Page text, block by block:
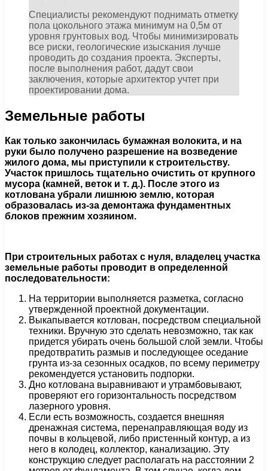
Специалисты рекомендуют поднимать отметку
пола цокольного этажа минимум на 0,5м от
уровня грунтовых вод. Чтобы минимизировать
все риски, геологические изыскания лучше
проводить до создания проекта. Эксперты,
после выполнения работ, дадут свои
заключения, которые архитектор учтет при
проектировании дома.
Земельные работы
Как только закончилась бумажная волокита, и на
руки было получено разрешение на возведение
жилого дома, мы приступили к строительству.
Участок пришлось тщательно очистить от крупного
мусора (камней, веток и т. д.). После этого из
котлована убрали лишнюю землю, которая
образовалась из-за демонтажа фундаментных
блоков прежним хозяином.
При строительных работах с нуля, владелец участка
земельные работы проводит в определенной
последовательности:
На территории выполняется разметка, согласно
утвержденной проектной документации.
Выкапывается котлован, посредством специальной
техники. Вручную это сделать невозможно, так как
придется убирать очень большой слой земли. Чтобы
предотвратить размыв и последующее оседание
грунта из-за сезонных осадков, по всему периметру
рекомендуется установить подпорки.
Дно котлована выравнивают и утрамбовывают,
проверяют его горизонтальность посредством
лазерного уровня.
Если есть возможность, создается внешняя
дренажная система, перенаправляющая воду из
почвы в кольцевой, либо пристенный контур, а из
него в колодец, коллектор, канализацию. Эту
конструкцию следует располагать на расстоянии 2